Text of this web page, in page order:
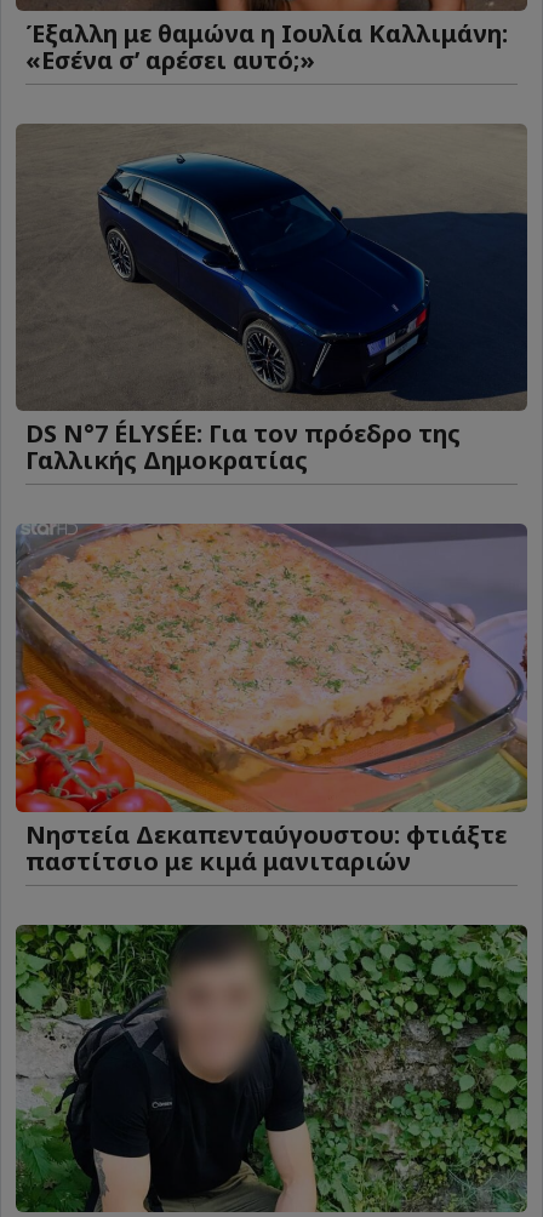
Έξαλλη με θαμώνα η Ιουλία Καλλιμάνη:
«Εσένα σ’ αρέσει αυτό;»
DS N°7 ÉLYSÉE: Για τον πρόεδρο της
Γαλλικής Δημοκρατίας
Νηστεία Δεκαπενταύγουστου: φτιάξτε
παστίτσιο με κιμά μανιταριών